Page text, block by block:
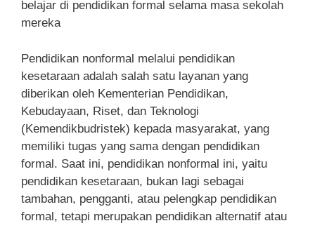
belajar di pendidikan formal selama masa sekolah
mereka
Pendidikan nonformal melalui pendidikan
kesetaraan adalah salah satu layanan yang
diberikan oleh Kementerian Pendidikan,
Kebudayaan, Riset, dan Teknologi
(Kemendikbudristek) kepada masyarakat, yang
memiliki tugas yang sama dengan pendidikan
formal. Saat ini, pendidikan nonformal ini, yaitu
pendidikan kesetaraan, bukan lagi sebagai
tambahan, pengganti, atau pelengkap pendidikan
formal, tetapi merupakan pendidikan alternatif atau